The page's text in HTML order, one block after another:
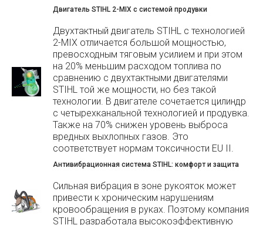
Двигатель STIHL 2-MIX с системой продувки
Двухтактный двигатель STIHL с технологией
2-MIX отличается большой мощностью,
превосходным тяговым усилием и при этом
на 20% меньшим расходом топлива по
сравнению с двухтактными двигателями
STIHL той же мощности, но без такой
технологии. В двигателе сочетается цилиндр
с четырехканальной технологией и продувка.
Также на 70% снижен уровень выброса
вредных выхлопных газов. Это
соответствует нормам токсичности EU II.
Антивибрационная система STIHL: комфорт и защита
Сильная вибрация в зоне рукояток может
привести к хроническим нарушениям
кровообращения в руках. Поэтому компания
STIHL разработала высокоэффективную